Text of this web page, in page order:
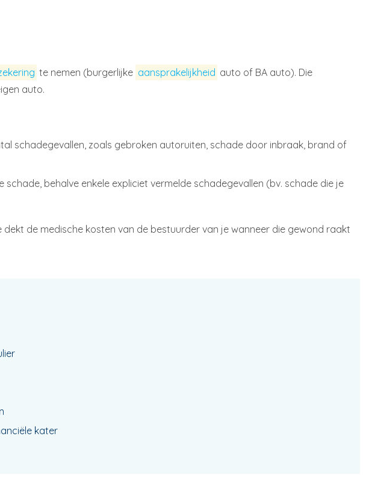
te nemen (burgerlijke aansprakelijkheid auto of BA auto). Die
auto.
schadegevallen, zoals gebroken autoruiten, schade door inbraak, brand of
schade, behalve enkele expliciet vermelde schadegevallen (bv. schade die je
dekt de medische kosten van de bestuurder van je wanneer die gewond raakt
kater